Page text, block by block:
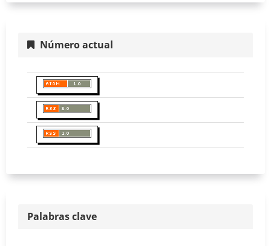
Número actual
Palabras clave